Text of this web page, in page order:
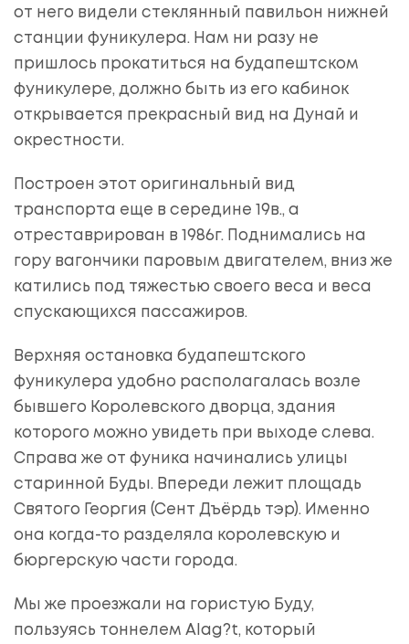
от него видели стеклянный павильон нижней
станции фуникулера. Нам ни разу не
пришлось прокатиться на будапештском
фуникулере, должно быть из его кабинок
открывается прекрасный вид на Дунай и
окрестности.
Построен этот оригинальный вид
транспорта еще в середине 19в., а
отреставрирован в 1986г. Поднимались на
гору вагончики паровым двигателем, вниз же
катились под тяжестью своего веса и веса
спускающихся пассажиров.
Верхняя остановка будапештского
фуникулера удобно располагалась возле
бывшего Королевского дворца, здания
которого можно увидеть при выходе слева.
Справа же от фуника начинались улицы
старинной Буды. Впереди лежит площадь
Святого Георгия (Сент Дъёрдь тэр). Именно
она когда-то разделяла королевскую и
бюргерскую части города.
Мы же проезжали на гористую Буду,
пользуясь тоннелем Alag?t, который